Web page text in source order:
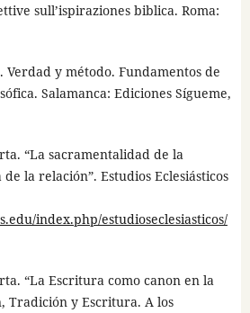
sull’ispiraziones biblica. Roma:
Verdad y método. Fundamentos de
Salamanca: Ediciones Sígueme,
“La sacramentalidad de la
la relación”. Estudios Eclesiásticos
index.php/estudioseclesiasticos/
“La Escritura como canon en la
Tradición y Escritura. A los